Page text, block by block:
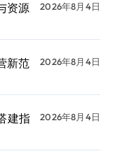
资源
2026年8月4日
新范
2026年8月4日
建指
2026年8月4日